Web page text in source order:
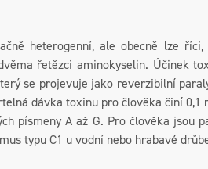
heterogenní, ale obecně lze
řetězci aminokyselin. Účinek
se projevuje jako reverzibilní
dávka toxinu pro člověka činí
písmeny A až G. Pro člověka jsou
typu C1 u vodní nebo hrabavé